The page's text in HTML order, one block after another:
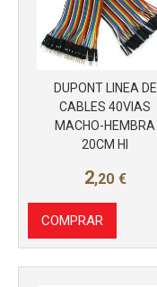
DUPONT LINEA DE
CABLES 40VIAS
MACHO-HEMBRA
20CM HI
2,20 €
COMPRAR